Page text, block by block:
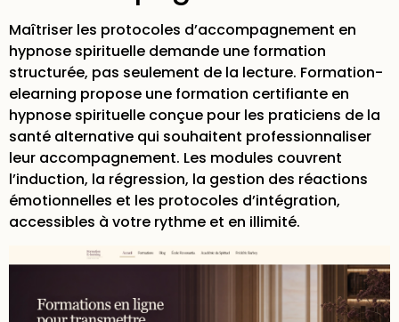
Maîtriser les protocoles d’accompagnement en
hypnose spirituelle demande une formation
structurée, pas seulement de la lecture. Formation-
elearning propose une formation certifiante en
hypnose spirituelle conçue pour les praticiens de la
santé alternative qui souhaitent professionnaliser
leur accompagnement. Les modules couvrent
l’induction, la régression, la gestion des réactions
émotionnelles et les protocoles d’intégration,
accessibles à votre rythme et en illimité.